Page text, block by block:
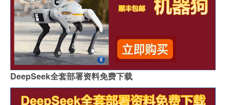
DeepSeek全套部署资料免费下载